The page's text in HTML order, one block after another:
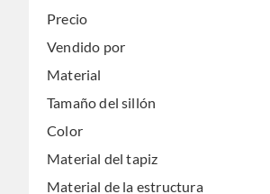
Precio
Vendido por
Material
Tamaño del sillón
Color
Material del tapiz
Material de la estructura